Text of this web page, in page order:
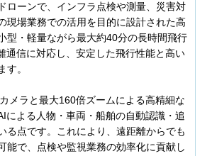
ローンで、インフラ点検や測量、災害対
現場業務での活用を目的に設計された高
型・軽量ながら最大約40分の長時間飛行
通信に対応し、安定した飛行性能と高い
す。
メラと最大160倍ズームによる高精細な
による人物・車両・船舶の自動認識・追
る点です。これにより、遠距離からでも
能で、点検や監視業務の効率化に貢献し